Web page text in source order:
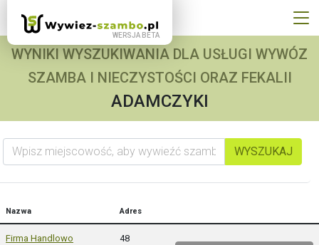
WYNIKI WYSZUKIWANIA DLA USŁUGI WYWÓZ
SZAMBA I NIECZYSTOŚCI ORAZ FEKALII
ADAMCZYKI
Wpisz miejscowość, aby wywieźć szambo
WYSZUKAJ
Nazwa Adres
Firma Handlowo
48